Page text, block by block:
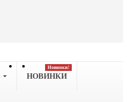
НОВИНКИ
Новинки!